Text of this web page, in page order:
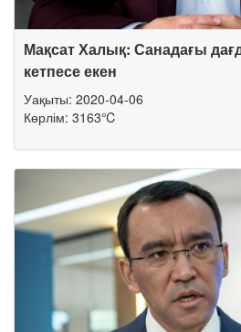
Мақсат Халық: Санадағы
кетпесе екен
Уақыты: 2020-04-06
Көрлім: 3163℃